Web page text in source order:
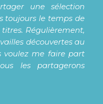
une sélection
toujours le temps de
Régulièrement,
découvertes au
voulez me faire part
les partagerons